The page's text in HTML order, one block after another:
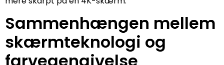
Sammenhængen mellem
skærmteknologi og